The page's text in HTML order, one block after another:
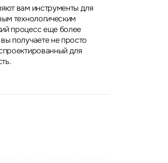
вам инструменты для
технологическим
процесс еще более
получаете не просто
для